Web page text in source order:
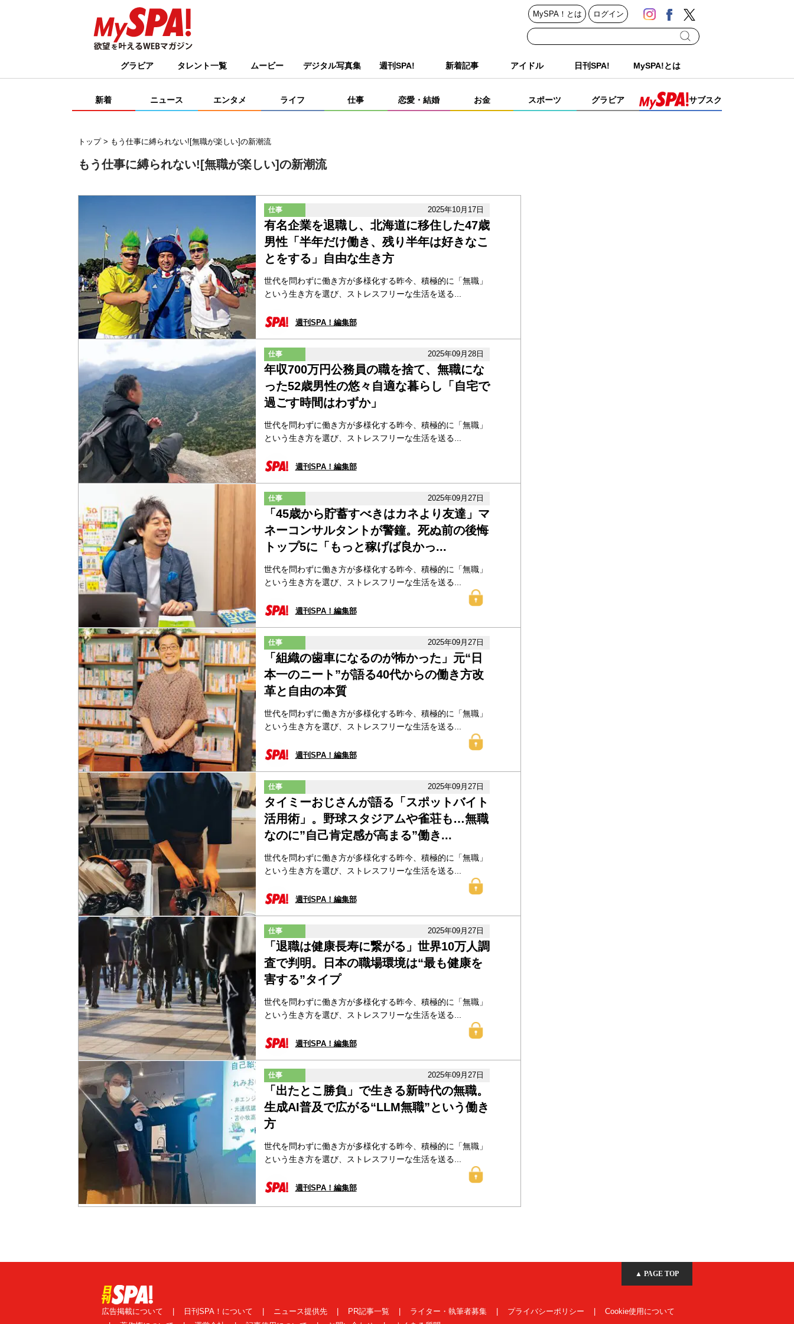
MySPA！とは ログイン
グラビア タレント一覧 ムービー デジタル写真集 週刊SPA! 新着記事 アイドル 日刊SPA! MySPA!とは
新着 ニュース エンタメ ライフ 仕事 恋愛・結婚 お金 スポーツ グラビア サブスク
トップ もう仕事に縛られない![無職が楽しい]の新潮流
もう仕事に縛られない![無職が楽しい]の新潮流
仕事 2025年10月17日
有名企業を退職し、北海道に移住した47歳
男性「半年だけ働き、残り半年は好きなこ
とをする」自由な生き方
世代を問わずに働き方が多様化する昨今、積極的に「無職」
という生き方を選び、ストレスフリーな生活を送る...
週刊SPA！編集部
仕事 2025年09月28日
年収700万円公務員の職を捨て、無職にな
った52歳男性の悠々自適な暮らし「自宅で
過ごす時間はわずか」
世代を問わずに働き方が多様化する昨今、積極的に「無職」
という生き方を選び、ストレスフリーな生活を送る...
週刊SPA！編集部
仕事 2025年09月27日
「45歳から貯蓄すべきはカネより友達」マ
ネーコンサルタントが警鐘。死ぬ前の後悔
トップ5に「もっと稼げば良かっ...
世代を問わずに働き方が多様化する昨今、積極的に「無職」
という生き方を選び、ストレスフリーな生活を送る...
週刊SPA！編集部
仕事 2025年09月27日
「組織の歯車になるのが怖かった」元“日
本一のニート”が語る40代からの働き方改
革と自由の本質
世代を問わずに働き方が多様化する昨今、積極的に「無職」
という生き方を選び、ストレスフリーな生活を送る...
週刊SPA！編集部
仕事 2025年09月27日
タイミーおじさんが語る「スポットバイト
活用術」。野球スタジアムや雀荘も…無職
なのに”自己肯定感が高まる”働き...
世代を問わずに働き方が多様化する昨今、積極的に「無職」
という生き方を選び、ストレスフリーな生活を送る...
週刊SPA！編集部
仕事 2025年09月27日
「退職は健康長寿に繋がる」世界10万人調
査で判明。日本の職場環境は“最も健康を
害する”タイプ
世代を問わずに働き方が多様化する昨今、積極的に「無職」
という生き方を選び、ストレスフリーな生活を送る...
週刊SPA！編集部
仕事 2025年09月27日
「出たとこ勝負」で生きる新時代の無職。
生成AI普及で広がる“LLM無職”という働き
方
世代を問わずに働き方が多様化する昨今、積極的に「無職」
という生き方を選び、ストレスフリーな生活を送る...
週刊SPA！編集部
▲ PAGE TOP
広告掲載について 日刊SPA！について ニュース提供先 PR記事一覧 ライター・執筆者募集 プライバシーポリシー
Cookie使用について